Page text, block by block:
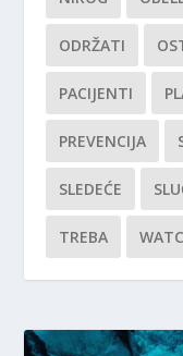
ODRŽATI
PACIJENTI
PREVENCIJA
SLEDEĆE
TREBA